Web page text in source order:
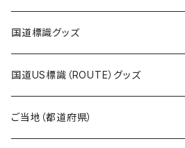
エコバッグ
モーテルキーホルダー
トートバッグ
エコバッグ
千葉ロッテマリーンズコラボ
モーテルキーホルダー
ホテルキーホルダー
トートバッグ
ホテルキーホルダー
ステッカー
ステッカー
ホテルキーホルダー
国道標識グッズ
ステッカー
国道0～99号線
Tシャツ
国道US標識（ROUTE）グッズ
ステッカー
ご当地（都道府県）